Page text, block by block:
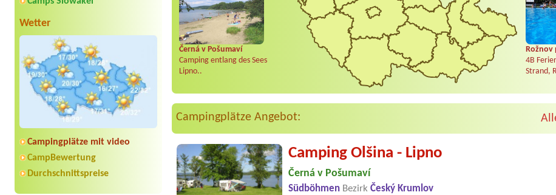
Wetter
Campingplätze mit video
CampBewertung
Durchschnittspreise
Černá v Pošumaví
Camping entlang des Sees
Lipno..
Rožnov
4B
Strand,
Campingplätze Angebot:
Camping Olšina - Lipno
Černá v Pošumaví
Südböhmen Bezirk Český Krumlov